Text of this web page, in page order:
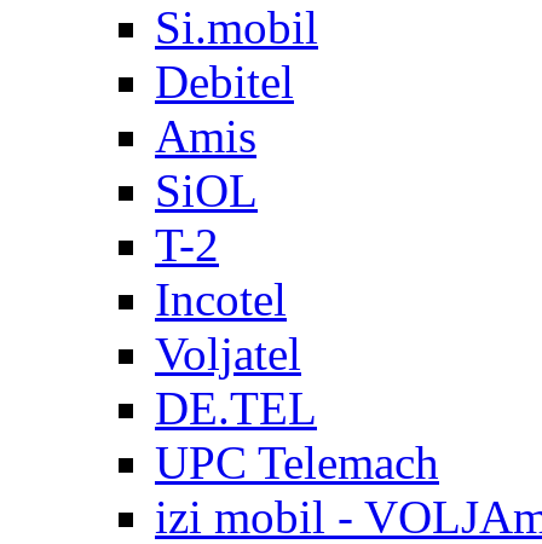
Si.mobil
Debitel
Amis
SiOL
T-2
Incotel
Voljatel
DE.TEL
UPC Telemach
izi mobil -